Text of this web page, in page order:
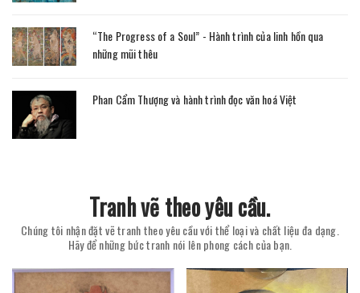
“The Progress of a Soul” - Hành trình của linh hồn qua
những mũi thêu
Phan Cẩm Thượng và hành trình đọc văn hoá Việt
Tranh vẽ theo yêu cầu.
Chúng tôi nhận đặt vẽ tranh theo yêu cầu với thể loại và chất liệu đa dạng.
Hãy để những bức tranh nói lên phong cách của bạn.